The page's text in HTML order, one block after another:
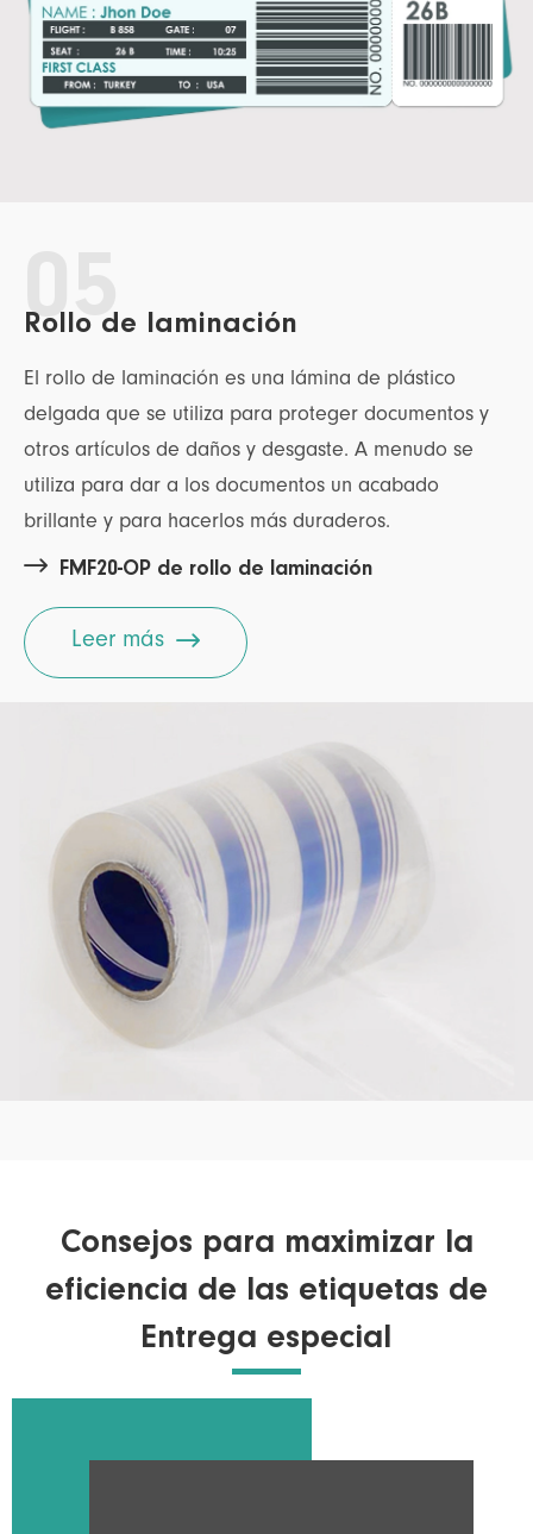
05
Rollo de laminación
El rollo de laminación es una lámina de plástico
delgada que se utiliza para proteger documentos y
otros artículos de daños y desgaste. A menudo se
utiliza para dar a los documentos un acabado
brillante y para hacerlos más duraderos.
 FMF20-OP de rollo de laminación
Leer más 
Consejos para maximizar la
eficiencia de las etiquetas de
Entrega especial